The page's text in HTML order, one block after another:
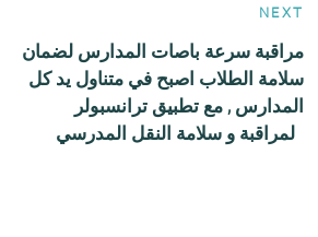
NEXT
مراقبة سرعة باصات المدارس لضمان
سلامة الطلاب اصبح في متناول يد كل
المدارس , مع تطبيق ترانسبولر